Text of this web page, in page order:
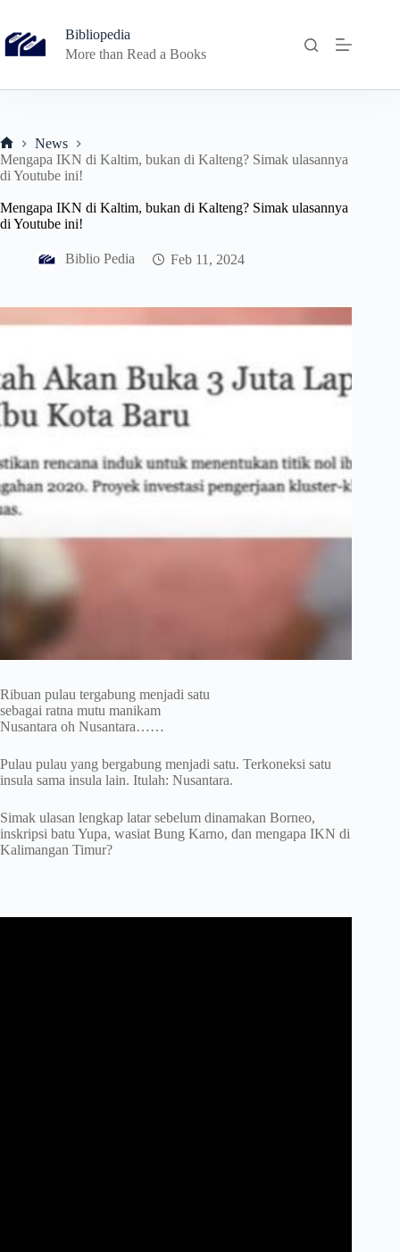
content
Bibliopedia
More than Read a Books
Home
News
Mengapa IKN di Kaltim, bukan di Kalteng? Simak ulasannya
di Youtube ini!
Mengapa IKN di Kaltim, bukan di Kalteng? Simak ulasannya
di Youtube ini!
Biblio Pedia Feb 11, 2024
Ribuan pulau tergabung menjadi satu
sebagai ratna mutu manikam
Nusantara oh Nusantara……
Pulau pulau yang bergabung menjadi satu. Terkoneksi satu
insula sama insula lain. Itulah: Nusantara.
Simak ulasan lengkap latar sebelum dinamakan Borneo,
inskripsi batu Yupa, wasiat Bung Karno, dan mengapa IKN di
Kalimangan Timur?